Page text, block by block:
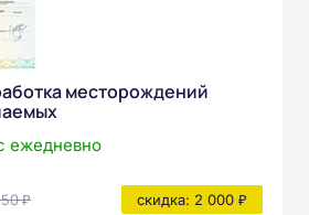
месторождений
ежедневно
₽ скидка: 2 000 ₽